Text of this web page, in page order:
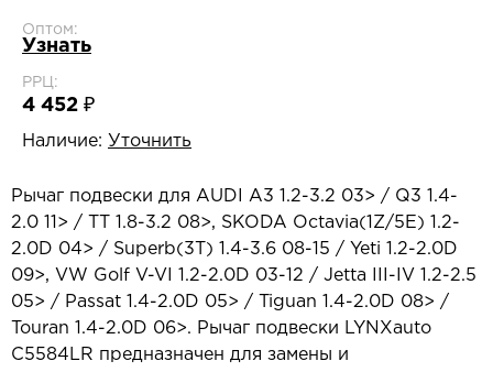
Оптом:
Узнать
РРЦ:
4 452 ₽
Наличие: Уточнить
Рычаг подвески для AUDI A3 1.2-3.2 03> / Q3 1.4-
2.0 11> / TT 1.8-3.2 08>, SKODA Octavia(1Z/5E) 1.2-
2.0D 04> / Superb(3T) 1.4-3.6 08-15 / Yeti 1.2-2.0D
09>, VW Golf V-VI 1.2-2.0D 03-12 / Jetta III-IV 1.2-2.5
05> / Passat 1.4-2.0D 05> / Tiguan 1.4-2.0D 08> /
Touran 1.4-2.0D 06>. Рычаг подвески LYNXauto
C5584LR предназначен для замены и